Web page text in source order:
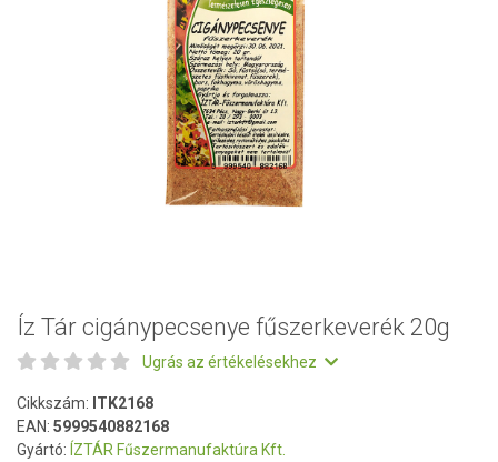
Íz Tár cigánypecsenye fűszerkeverék 20g
Ugrás az értékelésekhez
Cikkszám: ITK2168
EAN: 5999540882168
Gyártó: ÍZTÁR Fűszermanufaktúra Kft.